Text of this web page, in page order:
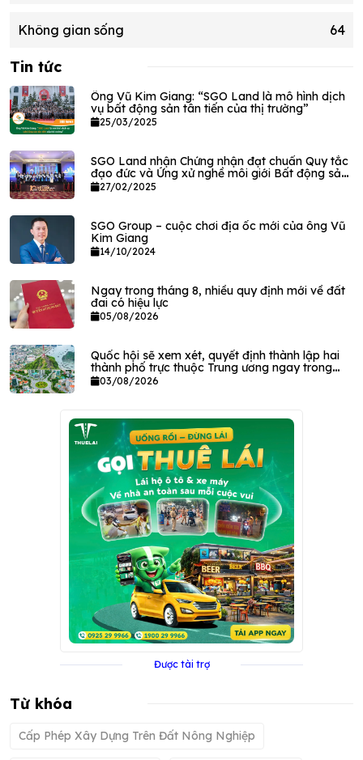
Không gian sống 64
Tin tức
Ông Vũ Kim Giang: “SGO Land là mô hình dịch
vụ bất động sản tân tiến của thị trường”
25/03/2025
SGO Land nhận Chứng nhận đạt chuẩn Quy tắc
đạo đức và Ứng xử nghề môi giới Bất động sản
VPEC
27/02/2025
SGO Group – cuộc chơi địa ốc mới của ông Vũ
Kim Giang
14/10/2024
Ngay trong tháng 8, nhiều quy định mới về đất
đai có hiệu lực
05/08/2026
Quốc hội sẽ xem xét, quyết định thành lập hai
thành phố trực thuộc Trung ương ngay trong
tháng này
03/08/2026
Được tài trợ
Từ khóa
Cấp Phép Xây Dựng Trên Đất Nông Nghiệp